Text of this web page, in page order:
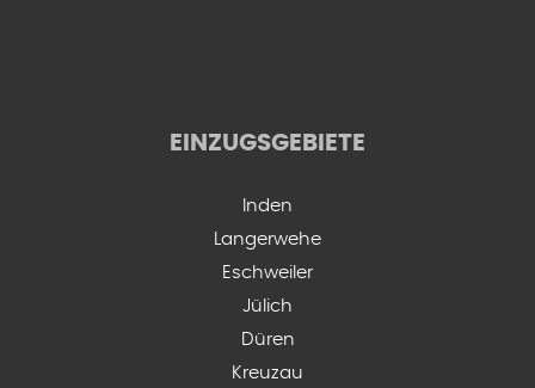
EINZUGSGEBIETE
Inden
Langerwehe
Eschweiler
Jülich
Düren
Kreuzau